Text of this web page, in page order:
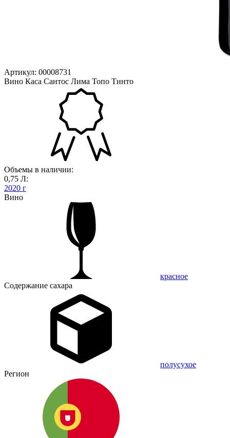
Артикул: 00008731
Вино Каса Сантос Лима Топо Тинто
Объемы в наличии:
0,75 Л:
2020 г
Вино
красное
Содержание сахара
полусухое
Регион